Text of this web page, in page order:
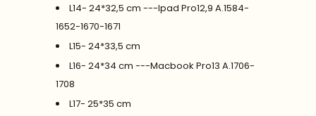
L14- 24*32,5 cm ---Ipad Pro12,9 A.1584-
1652-1670-1671
L15- 24*33,5 cm
L16- 24*34 cm ---Macbook Pro13 A.1706-
1708
L17- 25*35 cm